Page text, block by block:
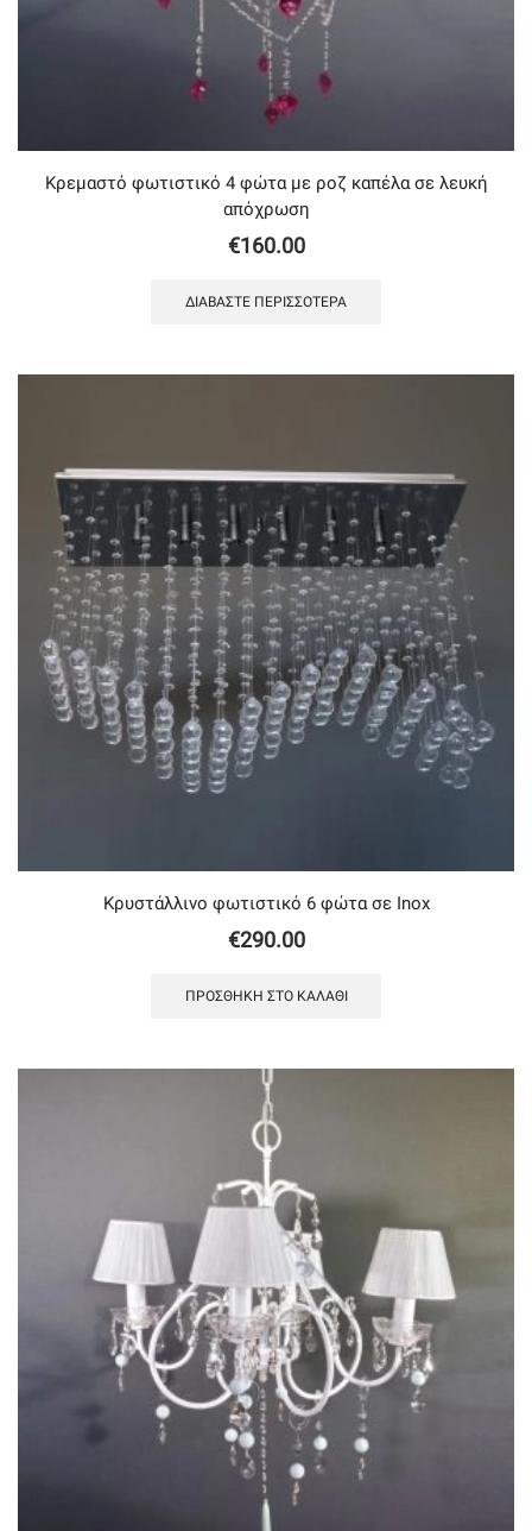
Κρεμαστό φωτιστικό 4 φώτα με ροζ καπέλα σε λευκή
απόχρωση
€160.00
ΔΙΑΒΆΣΤΕ ΠΕΡΙΣΣΌΤΕΡΑ
Κρυστάλλινο φωτιστικό 6 φώτα σε Inox
€290.00
ΠΡΟΣΘΉΚΗ ΣΤΟ ΚΑΛΆΘΙ